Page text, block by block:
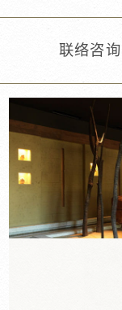
联络咨询